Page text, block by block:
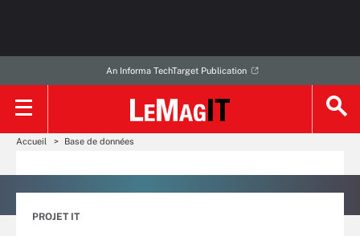
An Informa TechTarget Publication
Accueil Base de données
PROJET IT